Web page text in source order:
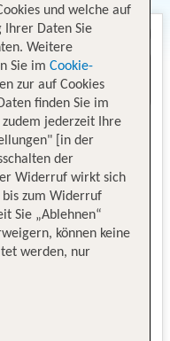
und welche auf
Ihrer Daten Sie
Weitere
Sie im Cookie-
zur auf Cookies
finden Sie im
zudem jederzeit Ihre
[in der
der
Widerruf wirkt sich
zum Widerruf
Sie „Ablehnen“
können keine
werden, nur